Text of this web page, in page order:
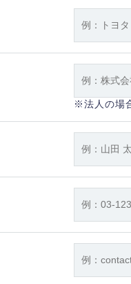
※法人の場